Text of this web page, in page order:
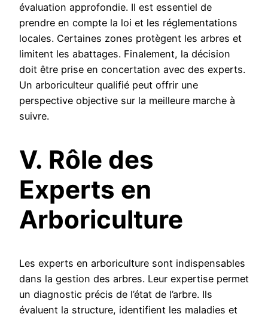
évaluation approfondie. Il est essentiel de
prendre en compte la loi et les réglementations
locales. Certaines zones protègent les arbres et
limitent les abattages. Finalement, la décision
doit être prise en concertation avec des experts.
Un arboriculteur qualifié peut offrir une
perspective objective sur la meilleure marche à
suivre.
V. Rôle des
Experts en
Arboriculture
Les experts en arboriculture sont indispensables
dans la gestion des arbres. Leur expertise permet
un diagnostic précis de l’état de l’arbre. Ils
évaluent la structure, identifient les maladies et